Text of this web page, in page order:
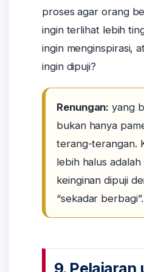
proses agar orang
ingin terlihat lebih
ingin menginspirasi,
ingin dipuji?
Renungan: yang
bukan hanya
terang-terangan.
lebih halus
keinginan dipuji
“sekadar berbagi”.